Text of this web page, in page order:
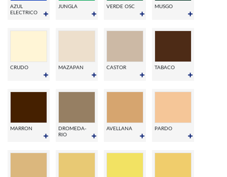
AZUL
ELECTRICO
JUNGLA VERDE OSC MUSGO
CRUDO MAZAPAN CASTOR TABACO
MARRON
DROMEDA-
RIO
AVELLANA PARDO